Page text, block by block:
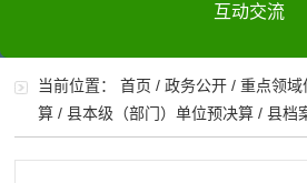
互动交流
当前位置：首页 /政务公开 /重点领域
算 /县本级（部门）单位预决算 /县档